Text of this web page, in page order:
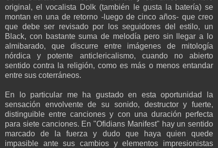
original, el vocalista Dolk (también le gusta la batería) se
montan en una de retorno -luego de cinco años- que creo
que debe ser revisado por los seguidores del estilo, un
Black, con bastante suma de melodía pero sin llegar a lo
almibarado, que discurre entre imágenes de mitología
nórdica y potente anticlericalismo, cuando no abierto
sentido contra la religión, como es más o menos entandar
entre sus coterráneos.
En lo particular me ha gustado en esta oportunidad la
sensación envolvente de su sonido, destructor y fuerte,
distinguible entre canciones y con una duración perfecta
para siete canciones. En "Ofidians Manifest" hay un sentido
marcado de la fuerza y dudo que haya quien quede
impasible ante sus cambios y elementos impresionistas